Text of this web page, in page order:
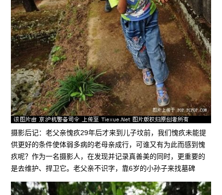
摄影后记：老父亲愧疚29年后才来到儿子坟前，我们愧疚未能提
供更好的条件使体弱多病的老母亲成行，可谁又有为此而感到愧
疚呢？作为一名摄影人，在发现并记录真善美的同时，更重要的
是去维护、捍卫它。老父亲不识字，靠6岁的小孙子来找墓碑